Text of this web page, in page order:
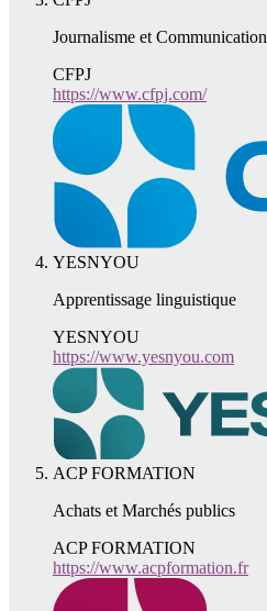
Journalisme et Communication
CFPJ
https://www.cfpj.com/
YESNYOU
Apprentissage linguistique
YESNYOU
https://www.yesnyou.com
ACP FORMATION
Achats et Marchés publics
ACP FORMATION
https://www.acpformation.fr